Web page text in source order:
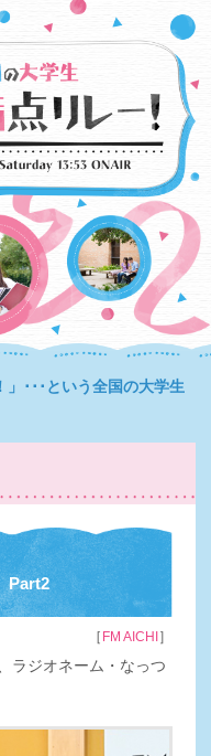
」･･･という全国の大学生
Part2
［ FM AICHI］
ジオネーム・なっつ